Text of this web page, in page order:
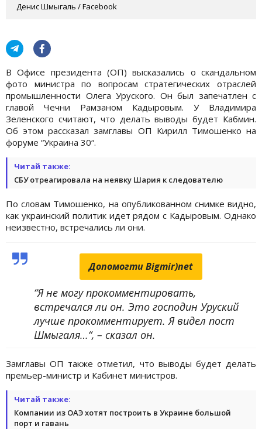
Денис Шмыгаль / Facebook
В Офисе президента (ОП) высказались о скандальном
фото министра по вопросам стратегических отраслей
промышленности Олега Уруского. Он был запечатлен с
главой Чечни Рамзаном Кадыровым. У Владимира
Зеленского считают, что делать выводы будет Кабмин.
Об этом рассказал замглавы ОП Кирилл Тимошенко на
форуме “Украина 30“.
Читай также:
СБУ отреагировала на неявку Шария к следователю
По словам Тимошенко, на опубликованном снимке видно,
как украинский политик идет рядом с Кадыровым. Однако
неизвестно, встречались ли они.
Допомогти Bigmir)net
“Я не могу прокомментировать,
встречался ли он. Это господин Уруский
лучше прокомментирует. Я видел пост
Шмыгаля…“, – сказал он.
Замглавы ОП также отметил, что выводы будет делать
премьер-министр и Кабинет министров.
Читай также:
Компании из ОАЭ хотят построить в Украине большой
порт и гавань